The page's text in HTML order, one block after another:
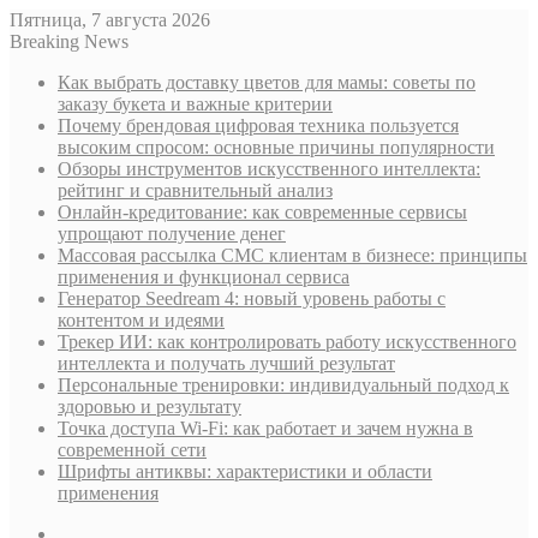
Пятница, 7 августа 2026
Breaking News
Как выбрать доставку цветов для мамы: советы по
заказу букета и важные критерии
Почему брендовая цифровая техника пользуется
высоким спросом: основные причины популярности
Обзоры инструментов искусственного интеллекта:
рейтинг и сравнительный анализ
Онлайн-кредитование: как современные сервисы
упрощают получение денег
Массовая рассылка СМС клиентам в бизнесе: принципы
применения и функционал сервиса
Генератор Seedream 4: новый уровень работы с
контентом и идеями
Трекер ИИ: как контролировать работу искусственного
интеллекта и получать лучший результат
Персональные тренировки: индивидуальный подход к
здоровью и результату
Точка доступа Wi-Fi: как работает и зачем нужна в
современной сети
Шрифты антиквы: характеристики и области
применения